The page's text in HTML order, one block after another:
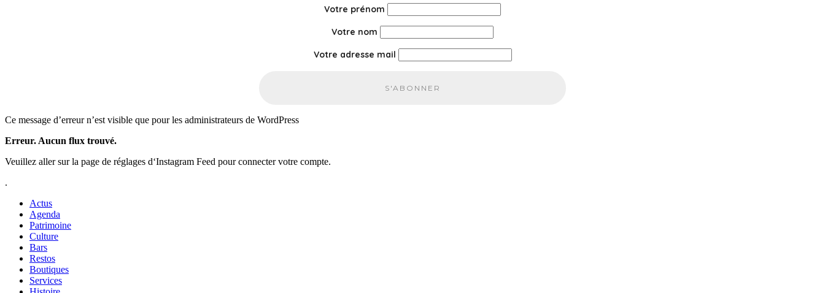
Votre prénom
Votre nom
Votre adresse mail
Ce message d’erreur n’est visible que pour les administrateurs de WordPress
Erreur. Aucun flux trouvé.
Veuillez aller sur la page de réglages d‘Instagram Feed pour connecter votre compte.
.
Actus
Agenda
Patrimoine
Culture
Bars
Restos
Boutiques
Services